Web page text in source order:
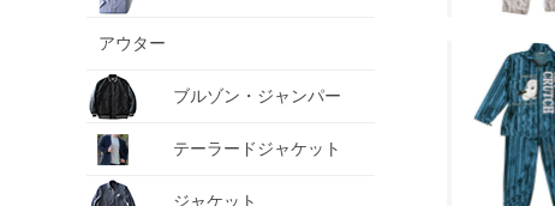
アウター
ブルゾン・ジャンパー
テーラードジャケット
ジャケット